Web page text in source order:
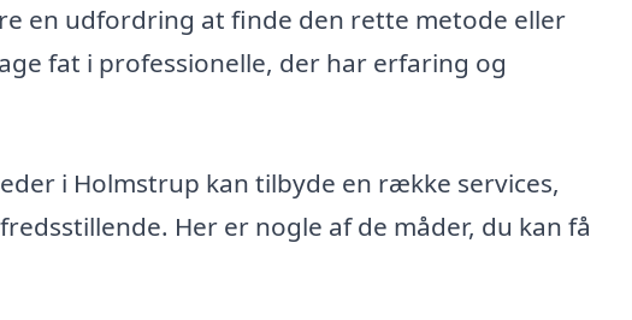
en udfordring at finde den rette metode eller
fat i professionelle, der har erfaring og
i Holmstrup kan tilbyde en række services,
Her er nogle af de måder, du kan få